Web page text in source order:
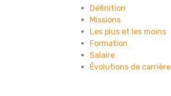
Définition
Missions
Les plus et les moins
Formation
Salaire
Évolutions de carrière